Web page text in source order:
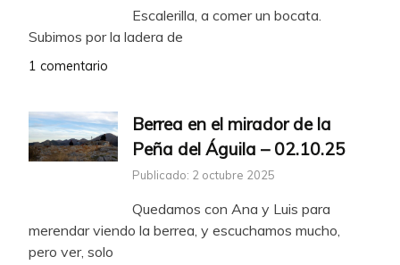
Escalerilla, a comer un bocata.
Subimos por la ladera de
1 comentario
Berrea en el mirador de la
Peña del Águila – 02.10.25
Publicado: 2 octubre 2025
Quedamos con Ana y Luis para
merendar viendo la berrea, y escuchamos mucho,
pero ver, solo